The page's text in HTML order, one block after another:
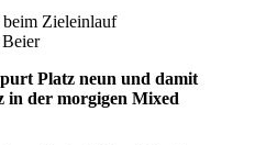
Platz neun und damit
in der morgigen Mixed